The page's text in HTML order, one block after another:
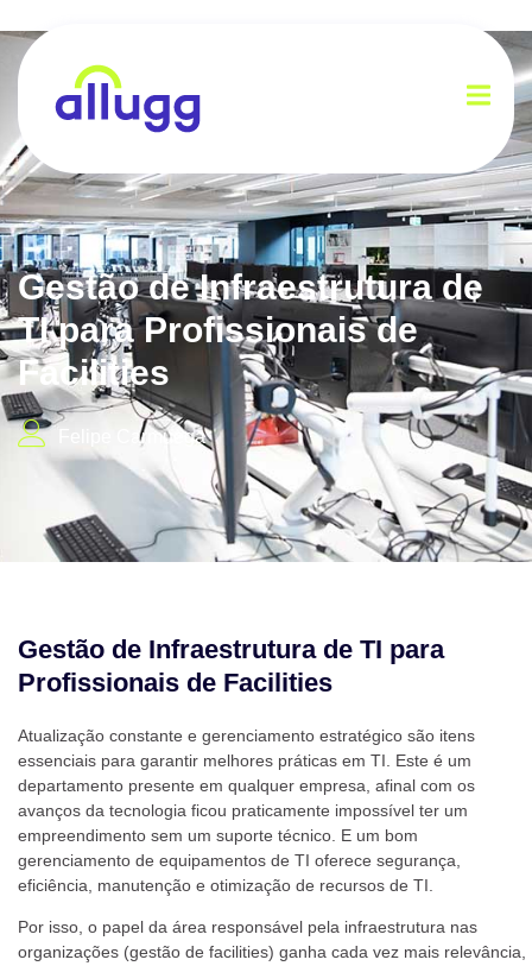
Gestão de Infraestrutura de
TI para Profissionais de
Facilities
Felipe Carmuega
Gestão de Infraestrutura de TI para
Profissionais de Facilities
Atualização constante e gerenciamento estratégico são itens
essenciais para garantir melhores práticas em TI. Este é um
departamento presente em qualquer empresa, afinal com os
avanços da tecnologia ficou praticamente impossível ter um
empreendimento sem um suporte técnico. E um bom
gerenciamento de equipamentos de TI oferece segurança,
eficiência, manutenção e otimização de recursos de TI.
Por isso, o papel da área responsável pela infraestrutura nas
organizações (gestão de facilities) ganha cada vez mais relevância,